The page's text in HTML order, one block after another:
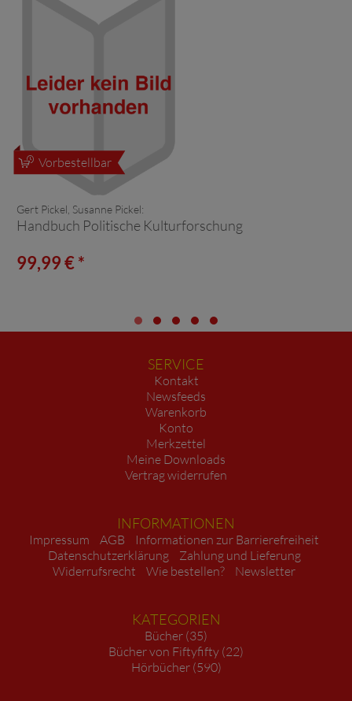
Vorbestellbar
Gert Pickel, Susanne Pickel:
Handbuch Politische Kulturforschung
99,99 € *
SERVICE
Kontakt
Newsfeeds
Warenkorb
Konto
Merkzettel
Meine Downloads
Vertrag widerrufen
INFORMATIONEN
Impressum AGB
Informationen zur Barrierefreiheit
Datenschutzerklärung
Zahlung und Lieferung
Widerrufsrecht
Wie bestellen? Newsletter
KATEGORIEN
Bücher (35)
Bücher von Fiftyfifty (22)
Hörbücher (590)